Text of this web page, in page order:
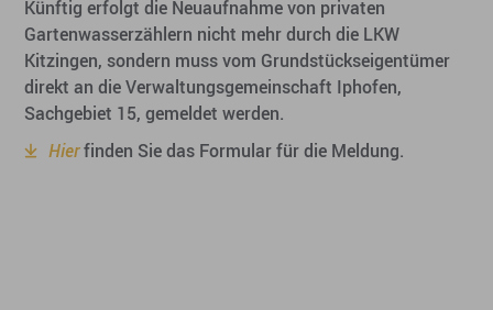
Künftig erfolgt die Neuaufnahme von privaten
Gartenwasserzählern nicht mehr durch die LKW
Kitzingen, sondern muss vom Grundstückseigentümer
direkt an die Verwaltungsgemeinschaft Iphofen,
Sachgebiet 15, gemeldet werden.
Hierfinden Sie das Formular für die Meldung.